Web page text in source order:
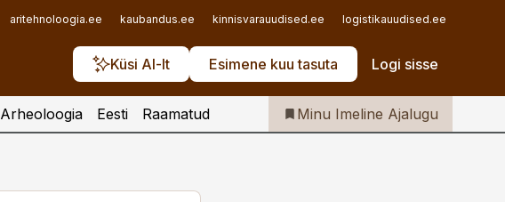
aritehnoloogia.ee kaubandus.ee kinnisvarauudised.ee logistikauudised.ee
Küsi AI-lt Esimene kuu tasuta Logi sisse
Iseteenindus
Telli Imeline Ajalugu
Arheoloogia Eesti Raamatud Minu Imeline Ajalugu